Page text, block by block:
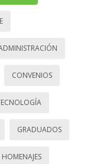
CONVENIOS
GRADUADOS
HOMENAJES